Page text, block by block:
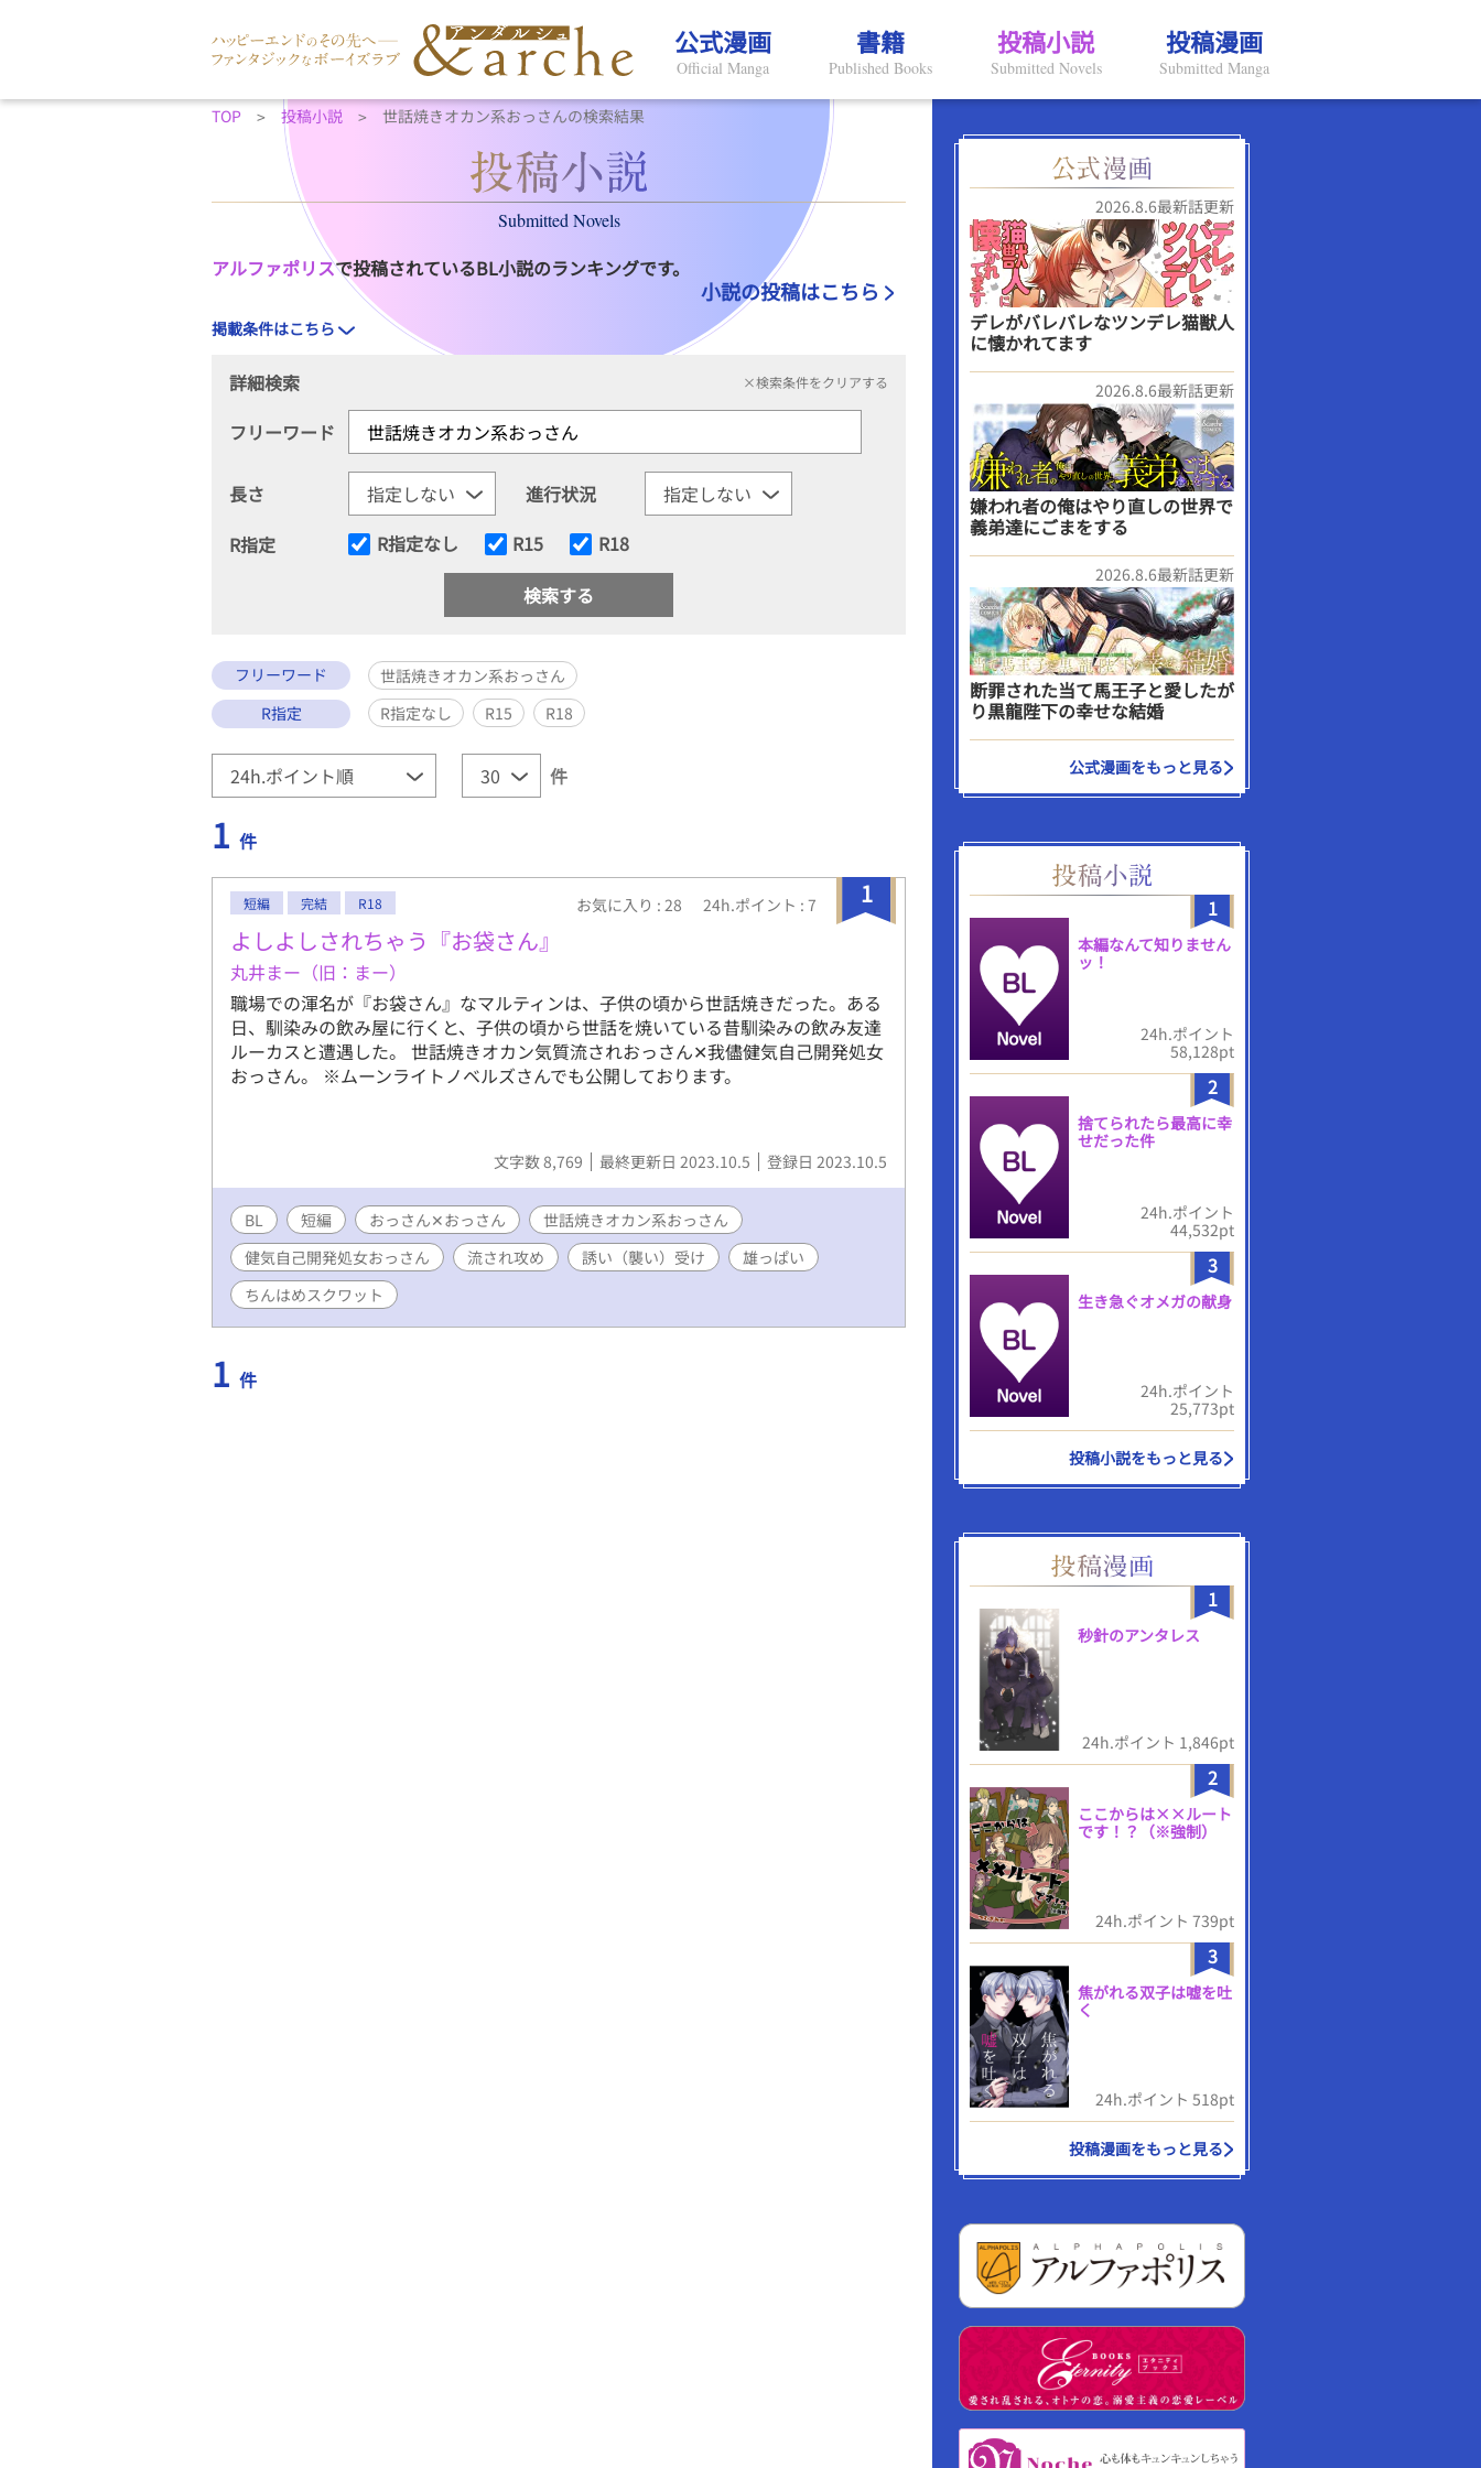
公式漫画
Official Manga
書籍
Published Books
投稿小説
Submitted Novels
投稿漫画
Submitted Manga
TOP 投稿小説 世話焼きオカン系おっさんの検索結果
Submitted Novels
アルファポリスで投稿されているBL小説のランキングです。
小説の投稿はこちら
掲載条件はこちら
詳細検索 ×検索条件をクリアする
フリーワード
長さ
進行状況
R指定
R指定なし R15 R18
フリーワード
世話焼きオカン系おっさん
R指定
R指定なし R15 R18
件
1 件
1
短編 完結 R18 お気に入り : 28 24h.ポイント : 7
よしよしされちゃう『お袋さん』
丸井まー（旧：まー）
職場での渾名が『お袋さん』なマルティンは、子供の頃から世話焼きだった。ある
日、馴染みの飲み屋に行くと、子供の頃から世話を焼いている昔馴染みの飲み友達
ルーカスと遭遇した。 世話焼きオカン気質流されおっさん✕我儘健気自己開発処女
おっさん。 ※ムーンライトノベルズさんでも公開しております。
文字数 8,769 最終更新日 2023.10.5 登録日 2023.10.5
BL 短編 おっさん✕おっさん
世話焼きオカン系おっさん
健気自己開発処女おっさん
流され攻め 誘い（襲い）受け
雄っぱい
ちんはめスクワット
1 件
2026.8.6最新話更新
デレがバレバレなツンデレ猫獣人
に懐かれてます
2026.8.6最新話更新
嫌われ者の俺はやり直しの世界で
義弟達にごまをする
2026.8.6最新話更新
断罪された当て馬王子と愛したが
り黒龍陛下の幸せな結婚
公式漫画をもっと見る
1
本編なんて知りません
ッ！
24h.ポイント
58,128pt
2
捨てられたら最高に幸
せだった件
24h.ポイント
44,532pt
3
生き急ぐオメガの献身
24h.ポイント
25,773pt
投稿小説をもっと見る
1
秒針のアンタレス
24h.ポイント 1,846pt
2
ここからは××ルート
です！？（※強制）
24h.ポイント 739pt
3
焦がれる双子は嘘を吐
く
24h.ポイント 518pt
投稿漫画をもっと見る